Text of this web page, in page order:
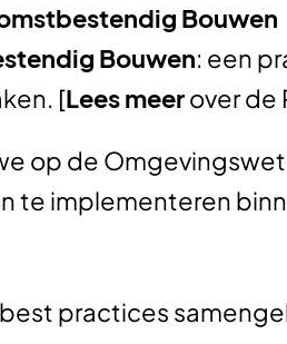
Bouwen
Bouwen: een
[Lees meerover de
op de
implementeren
practices